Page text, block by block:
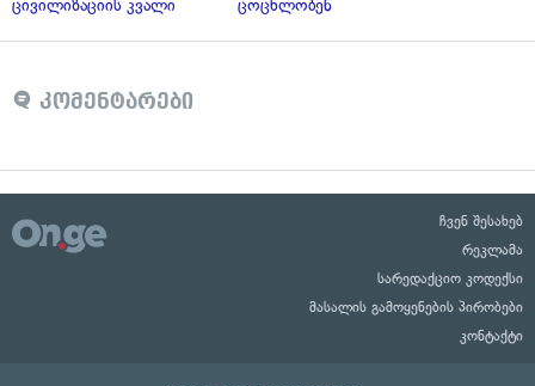
ცივილიზაციის კვალი
ცოცხლობენ
კომენტარები
ჩვენ შესახებ
რეკლამა
სარედაქციო კოდექსი
მასალის გამოყენების პირობები
კონტაქტი